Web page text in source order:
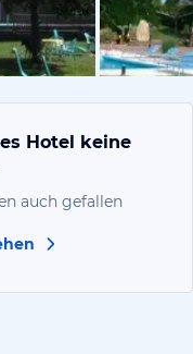
vom
Hotel keine
auch gefallen